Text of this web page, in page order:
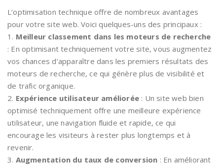
L’optimisation technique offre de nombreux avantages
pour votre site web. Voici quelques-uns des principaux :
1. Meilleur classement dans les moteurs de recherche
: En optimisant techniquement votre site, vous augmentez
vos chances d’apparaître dans les premiers résultats des
moteurs de recherche, ce qui génère plus de visibilité et
de trafic organique.
2. Expérience utilisateur améliorée : Un site web bien
optimisé techniquement offre une meilleure expérience
utilisateur, une navigation fluide et rapide, ce qui
encourage les visiteurs à rester plus longtemps et à
revenir.
3. Augmentation du taux de conversion : En améliorant